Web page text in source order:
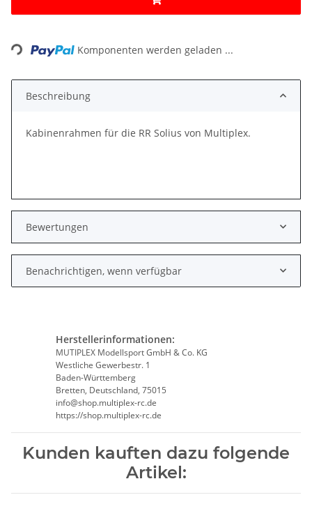
Komponenten werden geladen ...
Beschreibung
Kabinenrahmen für die RR Solius von Multiplex.
Bewertungen
Benachrichtigen, wenn verfügbar
Herstellerinformationen:
MUTIPLEX Modellsport GmbH & Co. KG
Westliche Gewerbestr. 1
Baden-Württemberg
Bretten, Deutschland, 75015
info@shop.multiplex-rc.de
https://shop.multiplex-rc.de
Kunden kauften dazu folgende
Artikel: